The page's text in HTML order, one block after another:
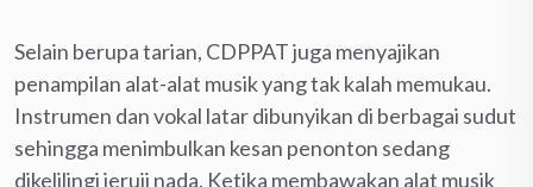
Selain berupa tarian, CDPPAT juga menyajikan
penampilan alat-alat musik yang tak kalah memukau.
Instrumen dan vokal latar dibunyikan di berbagai sudut
sehingga menimbulkan kesan penonton sedang
dikelilingi jeruji nada. Ketika membawakan alat musik